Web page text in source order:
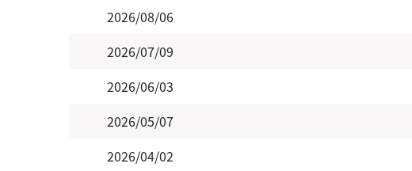
2026/08/06
2026/07/09
2026/06/03
2026/05/07
2026/04/02